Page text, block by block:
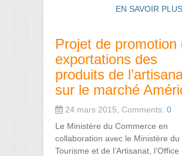
EN SAVOIR PLUS
Projet de promotion
exportations des
produits de
sur le marché
24 mars 2015, Comments: 0
Le Ministère du Commerce en
collaboration avec le Ministère du
Tourisme et de l’Artisanat, l’Office